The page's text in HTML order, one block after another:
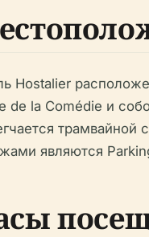
Hostalier
de la Comédie и
являются